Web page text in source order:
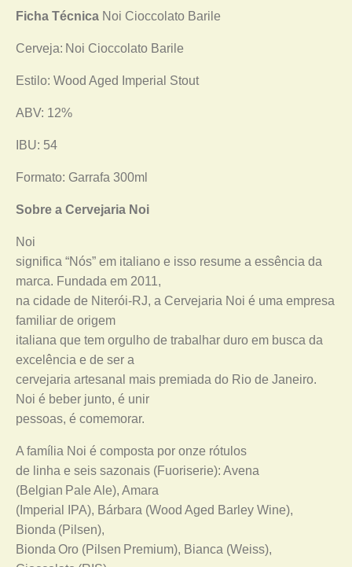
Ficha Técnica Noi Cioccolato Barile
Cerveja: Noi Cioccolato Barile
Estilo: Wood Aged Imperial Stout
ABV: 12%
IBU: 54
Formato: Garrafa 300ml
Sobre a Cervejaria Noi
Noi
significa “Nós” em italiano e isso resume a essência da
marca. Fundada em 2011,
na cidade de Niterói-RJ, a Cervejaria Noi é uma empresa
familiar de origem
italiana que tem orgulho de trabalhar duro em busca da
excelência e de ser a
cervejaria artesanal mais premiada do Rio de Janeiro.
Noi é beber junto, é unir
pessoas, é comemorar.
A família Noi é composta por onze rótulos
de linha e seis sazonais (Fuoriserie): Avena
(Belgian Pale Ale), Amara
(Imperial IPA), Bárbara (Wood Aged Barley Wine),
Bionda (Pilsen),
Bionda Oro (Pilsen Premium), Bianca (Weiss),